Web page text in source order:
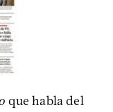
que habla del